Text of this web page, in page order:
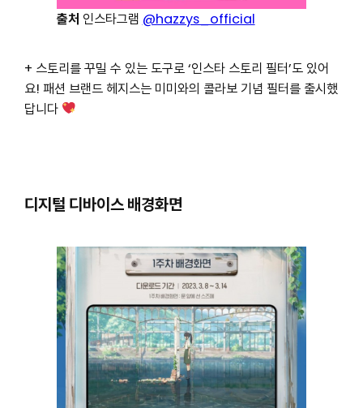
출처 인스타그램 @hazzys_official
+ 스토리를 꾸밀 수 있는 도구로 ‘인스타 스토리 필터’도 있어
요! 패션 브랜드 헤지스는 미미와의 콜라보 기념 필터를 출시했
답니다
디지털 디바이스 배경화면